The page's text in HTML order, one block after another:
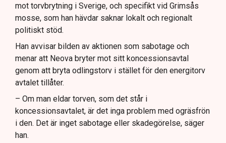
mot torvbrytning i Sverige, och specifikt vid Grimsås
mosse, som han hävdar saknar lokalt och regionalt
politiskt stöd.
Han avvisar bilden av aktionen som sabotage och
menar att Neova bryter mot sitt koncessionsavtal
genom att bryta odlingstorv i stället för den energitorv
avtalet tillåter.
– Om man eldar torven, som det står i
koncessionsavtalet, är det inga problem med ogräsfrön
i den. Det är inget sabotage eller skadegörelse, säger
han.